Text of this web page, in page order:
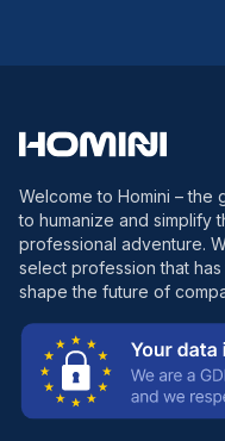
Welcome to Homini – the
to humanize and simplify
professional adventure.
select profession that
shape the future of